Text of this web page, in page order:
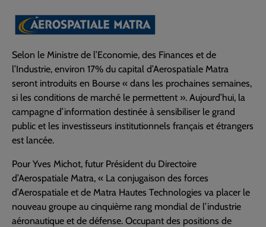
Selon le Ministre de l’Economie, des Finances et de
l’Industrie, environ 17% du capital d’Aerospatiale Matra
seront introduits en Bourse « dans les prochaines semaines,
si les conditions de marché le permettent ». Aujourd’hui, la
campagne d’information destinée à sensibiliser le grand
public et les investisseurs institutionnels français et étrangers
est lancée.
Pour Yves Michot, futur Président du Directoire
d’Aerospatiale Matra, « La conjugaison des forces
d’Aerospatiale et de Matra Hautes Technologies va placer le
nouveau groupe au cinquième rang mondial de l’industrie
aéronautique et de défense. Occupant des positions de